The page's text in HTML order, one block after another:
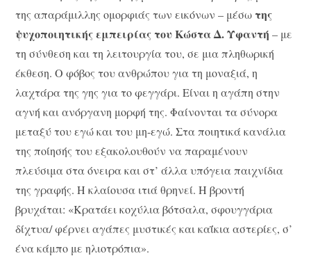
της απαράμιλλης ομορφιάς των εικόνων – μέσω της
ψυχοποιητικής εμπειρίας του Κώστα Δ. Υφαντή – με
τη σύνθεση και τη λειτουργία του, σε μια πληθωρική
έκθεση. Ο φόβος του ανθρώπου για τη μοναξιά, η
λαχτάρα της γης για το φεγγάρι. Είναι η αγάπη στην
αγνή και ανόργανη μορφή της. Φαίνονται τα σύνορα
μεταξύ του εγώ και του μη-εγώ. Στα ποιητικά κανάλια
της ποίησής του εξακολουθούν να παραμένουν
πλεύσιμα στα όνειρα και στ’ άλλα υπόγεια παιχνίδια
της γραφής. Η κλαίουσα ιτιά θρηνεί. Η βροντή
βρυχάται: «Κρατάει κοχύλια βότσαλα, σφουγγάρια
δίχτυα/ φέρνει αγάπες μυστικές και καΐκια αστερίες, σ’
ένα κάμπο με ηλιοτρόπια».